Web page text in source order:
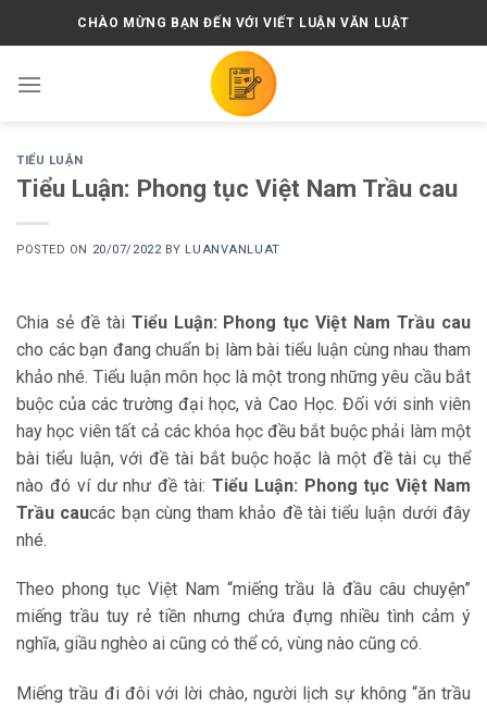
CHÀO MỪNG BẠN ĐẾN VỚI VIẾT LUẬN VĂN LUẬT
TIỂU LUẬN
Tiểu Luận: Phong tục Việt Nam Trầu cau
POSTED ON 20/07/2022 BY LUANVANLUAT
Chia sẻ đề tài Tiểu Luận: Phong tục Việt Nam Trầu cau
cho các bạn đang chuẩn bị làm bài tiểu luận cùng nhau tham
khảo nhé. Tiểu luận môn học là một trong những yêu cầu bắt
buộc của các trường đại học, và Cao Học. Đối với sinh viên
hay học viên tất cả các khóa học đều bắt buộc phải làm một
bài tiểu luận, với đề tài bắt buộc hoặc là một đề tài cụ thể
nào đó ví dư như đề tài: Tiểu Luận: Phong tục Việt Nam
Trầu caucác bạn cùng tham khảo đề tài tiểu luận dưới đây
nhé.
Theo phong tục Việt Nam “miếng trầu là đầu câu chuyện”
miếng trầu tuy rẻ tiền nhưng chứa đựng nhiều tình cảm ý
nghĩa, giầu nghèo ai cũng có thể có, vùng nào cũng có.
Miếng trầu đi đôi với lời chào, người lịch sự không “ăn trầu